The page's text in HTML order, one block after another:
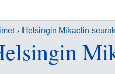
Helsingin Mikaelin